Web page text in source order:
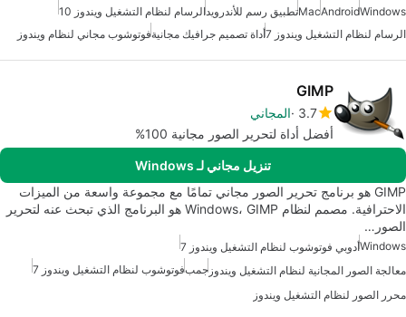
Windows
Android
Macتطبيق رسم للأندرويد الرسام لنظام التشغيل ويندوز 10
الرسام لنظام التشغيل ويندوز 7
أداة تصميم جرافيك مجانيةفوتوشوب مجاني لنظام ويندوز
GIMP
3.7 المجاني
أفضل أداة لتحرير الصور مجانية 100%
تنزيل مجاني لـ Windows
GIMP هو برنامج تحرير الصور مجاني تمامًا مع مجموعة واسعة من الميزات
الاحترافية. مصمم لنظام Windows، GIMP هو البرنامج الذي تبحث عنه لتحرير
الصور…
Windowsأدوبي فوتوشوب لنظام التشغيل ويندوز 7
معالجة الصور المجانية لنظام التشغيل ويندوز جمبفوتوشوب لنظام التشغيل ويندوز 7
محرر الصور لنظام التشغيل ويندوز